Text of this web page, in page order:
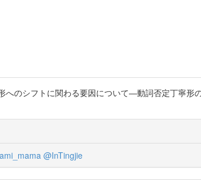
へのシフトに関わる要因について―動詞否定丁寧
@InTingjie